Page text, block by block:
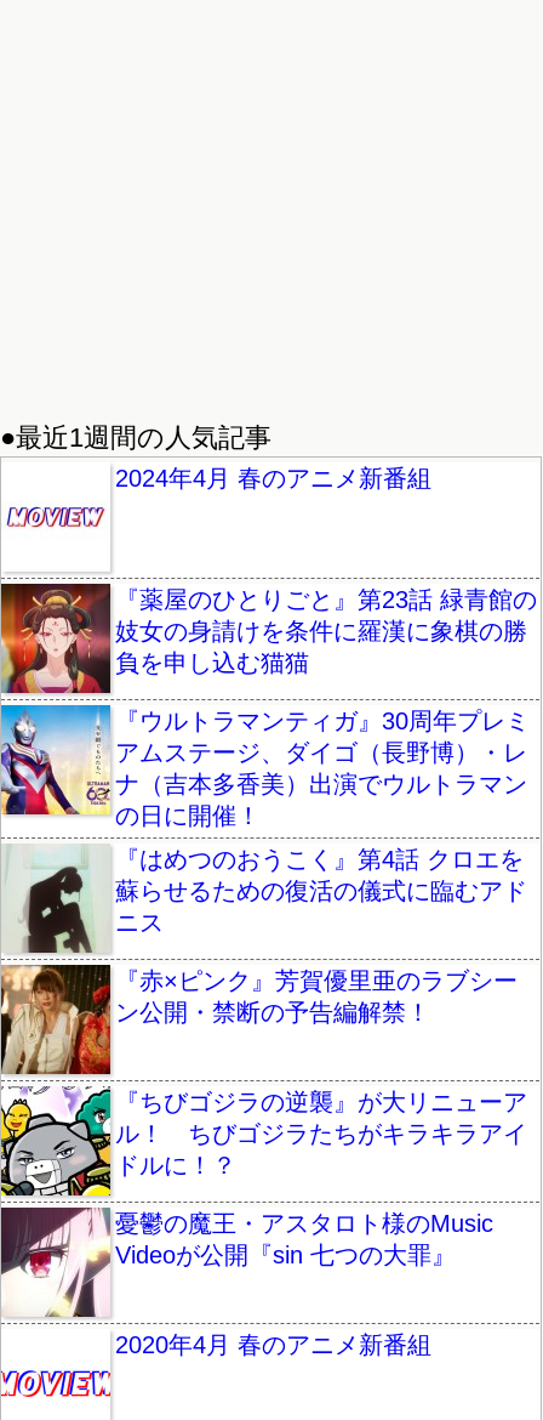
●最近1週間の人気記事
2024年4月 春のアニメ新番組
『薬屋のひとりごと』第23話 緑青館の
妓女の身請けを条件に羅漢に象棋の勝
負を申し込む猫猫
『ウルトラマンティガ』30周年プレミ
アムステージ、ダイゴ（長野博）・レ
ナ（吉本多香美）出演でウルトラマン
の日に開催！
『はめつのおうこく』第4話 クロエを
蘇らせるための復活の儀式に臨むアド
ニス
『赤×ピンク』芳賀優里亜のラブシー
ン公開・禁断の予告編解禁！
『ちびゴジラの逆襲』が大リニューア
ル！ ちびゴジラたちがキラキラアイ
ドルに！？
憂鬱の魔王・アスタロト様のMusic
Videoが公開『sin 七つの大罪』
2020年4月 春のアニメ新番組